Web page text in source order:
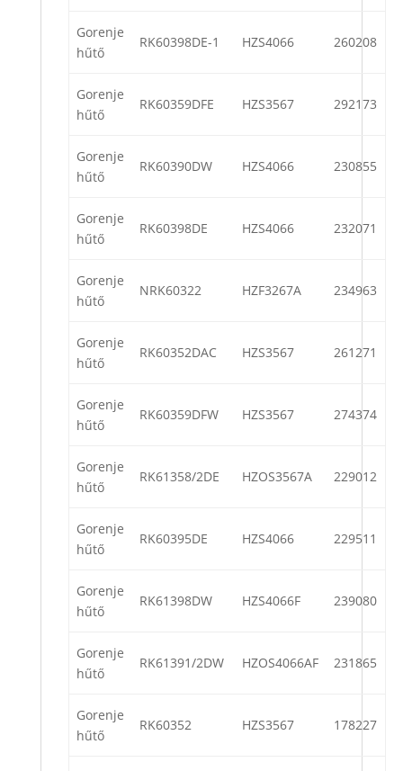
Gorenje
hűtő
RK60398DE-1 HZS4066 260208
Gorenje
hűtő
RK60359DFE HZS3567 292173
Gorenje
hűtő
RK60390DW HZS4066 230855
Gorenje
hűtő
RK60398DE HZS4066 232071
Gorenje
hűtő
NRK60322 HZF3267A 234963
Gorenje
hűtő
RK60352DAC HZS3567 261271
Gorenje
hűtő
RK60359DFW HZS3567 274374
Gorenje
hűtő
RK61358/2DE HZOS3567A 229012
Gorenje
hűtő
RK60395DE HZS4066 229511
Gorenje
hűtő
RK61398DW HZS4066F 239080
Gorenje
hűtő
RK61391/2DW HZOS4066AF 231865
Gorenje
hűtő
RK60352 HZS3567 178227